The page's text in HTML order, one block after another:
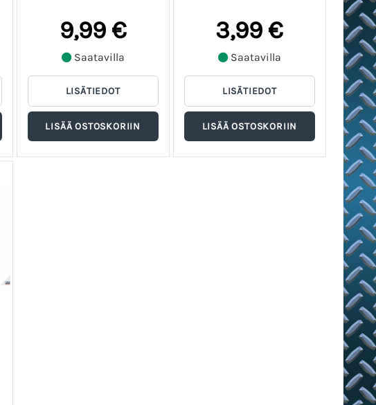
9,99 €
Saatavilla
3,99 €
Saatavilla